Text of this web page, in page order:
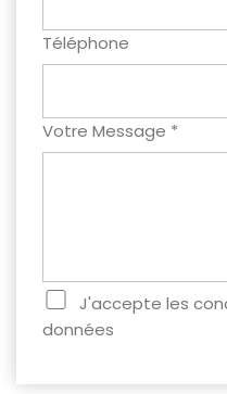
Téléphone
Votre Message *
J'accepte les
données